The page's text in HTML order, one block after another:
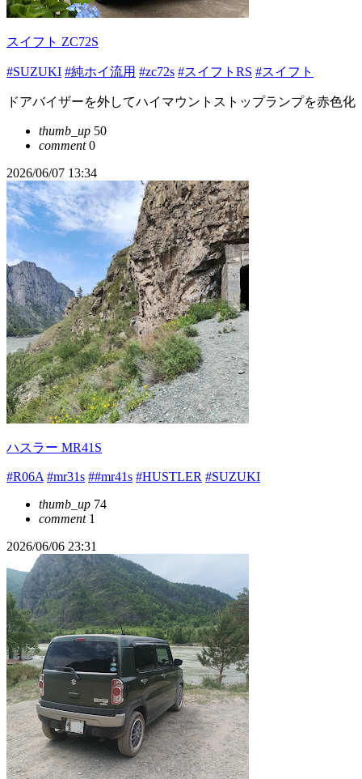
スイフト ZC72S
#SUZUKI #純ホイ流用 #zc72s #スイフトRS #スイフト
ドアバイザーを外してハイマウントストップランプを赤色化
thumb_up 50
comment0
2026/06/07 13:34
ハスラー MR41S
#R06A #mr31s ##mr41s #HUSTLER #SUZUKI
thumb_up 74
comment1
2026/06/06 23:31